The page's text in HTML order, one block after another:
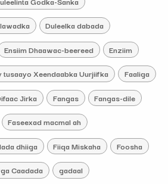
Duleelka dabada
Ensiim Dhaawac-beereed Enziim
tusaayo Xeendaabka Uurjiifka Faaliga
Jirka Fangas Fangas-dile
Faseexad macmal ah
dhiiga Fiiqa Miskaha Foosha
Caadada gadaal